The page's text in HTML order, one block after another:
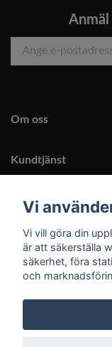
Om oss
Kundtjänst
Läs mer
Sociala medier
Vi
Vi vill göra din
är att säkerställa
säkerhet, föra
och